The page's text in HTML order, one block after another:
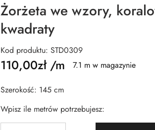
Żorżeta we wzory,
kwadraty
Kod produktu: STD0309
110,00zł/m 7.1 m w magazynie
Szerokość: 145 cm
Wpisz ile metrów potrzebujesz: